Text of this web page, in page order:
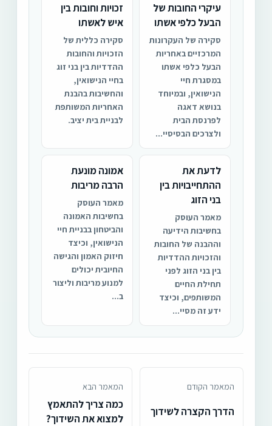
עיקרי החובות של
הבעל כלפי אשתו
סקירה של העקרונות
המרכזיים באחריות
הבעל כלפי אשתו
במסגרת חיי
הנישואין, ובמיוחד
בנושא דאגה
לפרנסת הבית
ולצרכים הבסיסיי...
זכויות וחובות בין
איש לאשתו
סקירה כללית של
הזכויות והחובות
ההדדיות בין בני זוג
בחיי הנישואין,
והחשיבות בהבנת
האחריות המשותפת
לבניית בית יציב.
לדעת את
ההתחייבויות בין
בני הזוג
מאמר העוסק
בחשיבות הידיעה
וההבנה של החובות
והזכויות ההדדיות
בין בני הזוג לפני
תחילת החיים
המשותפים, וכיצד
ידע זה מסיי...
אמונה מונעת
הרבה מריבות
מאמר העוסק
בחשיבות האמונה
והביטחון בבניית חיי
הנישואין, וכיצד
חיזוק האמון והגישה
החיובית יכולים
למנוע מריבות וליצור
ב...
המאמר הקודם
הדרך הקצרה לשידוך
המאמר הבא
כמה צריך להתאמץ
למצוא את השידוך?